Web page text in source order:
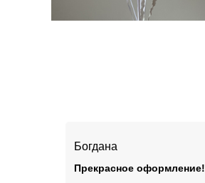
Богдана
Прекрасное оформление!